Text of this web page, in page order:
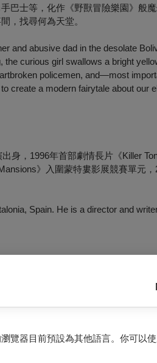
覽器目前預設為其他語言。你可以
巴士等，化作《野獸冒險樂園》般
，找尋何為天堂。
and abusive dad in the desolate
curious girl swallows a bright
policemen, and—most
create a modern fairytale about our
身，1996年首部劇情長片《Killer
》入圍蒙特婁影展競賽單元
Spain. He is a director and